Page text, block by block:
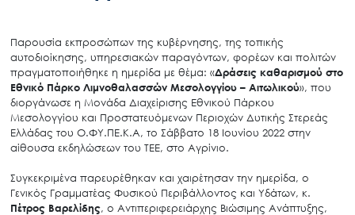
Παρουσία εκπροσώπων της κυβέρνησης, της τοπικής
αυτοδιοίκησης, υπηρεσιακών παραγόντων, φορέων και πολιτών
πραγματοποιήθηκε η ημερίδα με θέμα: «Δράσεις καθαρισμού στο
Εθνικό Πάρκο Λιμνοθαλασσών Μεσολογγίου – Αιτωλικού», που
διοργάνωσε η Μονάδα Διαχείρισης Εθνικού Πάρκου
Μεσολογγίου και Προστατευόμενων Περιοχών Δυτικής Στερεάς
Ελλάδας του Ο.ΦΥ.ΠΕ.Κ.Α, το Σάββατο 18 Ιουνίου 2022 στην
αίθουσα εκδηλώσεων του ΤΕΕ, στο Αγρίνιο.
Συγκεκριμένα παρευρέθηκαν και χαιρέτησαν την ημερίδα, ο
Γενικός Γραμματέας Φυσικού Περιβάλλοντος και Υδάτων, κ.
Πέτρος Βαρελίδης, ο Αντιπεριφερειάρχης Βιώσιμης Ανάπτυξης,